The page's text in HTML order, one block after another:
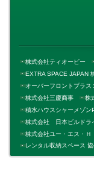
株式会社ティオーピー
EXTRA SPACE JAPAN
オーバーフロントプラス
株式会社三慶商事
株
積水ハウスシャーメゾン
株式会社 日本ビルドラ
株式会社ユー・エス・Ｈ
レンタル収納スペース